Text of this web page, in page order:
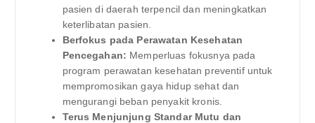
pasien di daerah terpencil dan meningkatkan
keterlibatan pasien.
Berfokus pada Perawatan Kesehatan
Pencegahan: Memperluas fokusnya pada
program perawatan kesehatan preventif untuk
mempromosikan gaya hidup sehat dan
mengurangi beban penyakit kronis.
Terus Menjunjung Standar Mutu dan